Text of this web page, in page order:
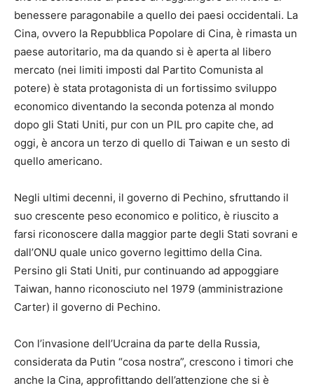
benessere paragonabile a quello dei paesi occidentali. La
Cina, ovvero la Repubblica Popolare di Cina, è rimasta un
paese autoritario, ma da quando si è aperta al libero
mercato (nei limiti imposti dal Partito Comunista al
potere) è stata protagonista di un fortissimo sviluppo
economico diventando la seconda potenza al mondo
dopo gli Stati Uniti, pur con un PIL pro capite che, ad
oggi, è ancora un terzo di quello di Taiwan e un sesto di
quello americano.
Negli ultimi decenni, il governo di Pechino, sfruttando il
suo crescente peso economico e politico, è riuscito a
farsi riconoscere dalla maggior parte degli Stati sovrani e
dall’ONU quale unico governo legittimo della Cina.
Persino gli Stati Uniti, pur continuando ad appoggiare
Taiwan, hanno riconosciuto nel 1979 (amministrazione
Carter) il governo di Pechino.
Con l’invasione dell’Ucraina da parte della Russia,
considerata da Putin “cosa nostra”, crescono i timori che
anche la Cina, approfittando dell’attenzione che si è